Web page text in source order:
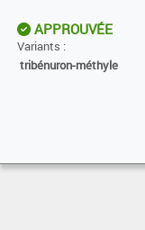
APPROUVÉE
Variants :
tribénuron-méthyle